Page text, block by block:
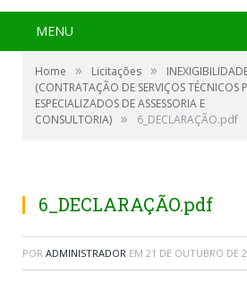
MENU
Home » Licitações »
(CONTRATAÇÃO DE SERVIÇOS TÉCNICOS
ESPECIALIZADOS DE ASSESSORIA E
CONSULTORIA) » 6_DECLARAÇÃO.pdf
6_DECLARAÇÃO.pdf
POR ADMINISTRADOR EM 21 DE OUTUBRO DE